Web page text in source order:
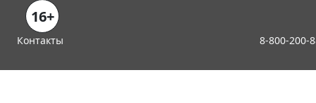
16+
Контакты 8-800-200-